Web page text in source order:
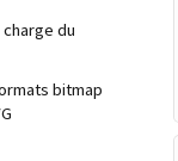
du
bitmap